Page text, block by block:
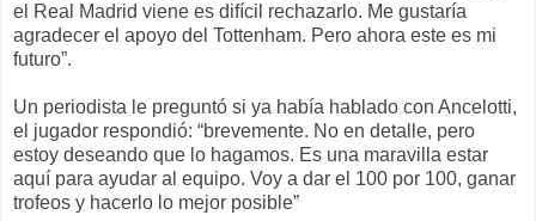
el Real Madrid viene es difícil rechazarlo. Me gustaría
agradecer el apoyo del Tottenham. Pero ahora este es mi
futuro”.
Un periodista le preguntó si ya había hablado con Ancelotti,
el jugador respondió: “brevemente. No en detalle, pero
estoy deseando que lo hagamos. Es una maravilla estar
aquí para ayudar al equipo. Voy a dar el 100 por 100, ganar
trofeos y hacerlo lo mejor posible”